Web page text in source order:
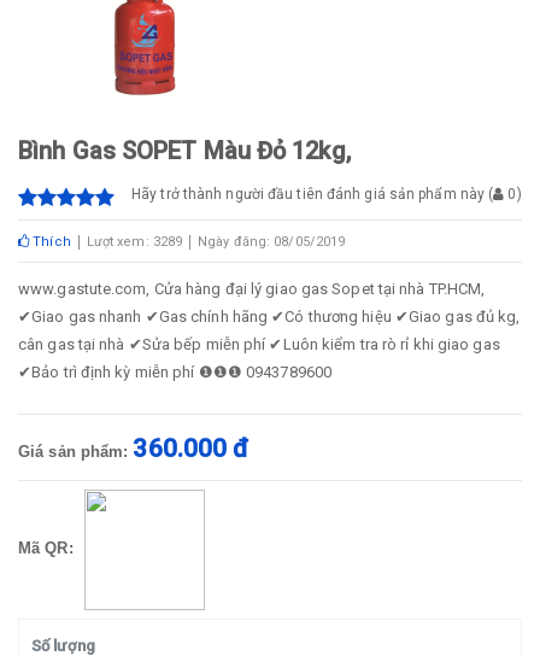
Bình Gas SOPET Màu Đỏ 12kg,
Hãy trở thành người đầu tiên đánh giá sản phẩm này ( 0)
Thích Lượt xem: 3289 Ngày đăng: 08/05/2019
www.gastute.com, Cửa hàng đại lý giao gas Sopet tại nhà TP.HCM,
✔Giao gas nhanh ✔Gas chính hãng ✔Có thương hiệu ✔Giao gas đủ kg,
cân gas tại nhà ✔Sửa bếp miễn phí ✔Luôn kiểm tra rò rỉ khi giao gas
✔Bảo trì định kỳ miễn phí ❶❶❶ 0943789600
Giá sản phẩm: 360.000 đ
Mã QR:
Số lượng